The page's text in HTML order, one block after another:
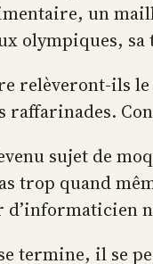
un
olympiques,
relèveront-ils
raffarinades.
sujet de
trop quand
termine, il se